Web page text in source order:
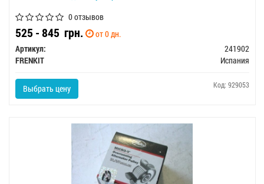
0 отзывов
525 - 845 грн.
от 0 дн.
Артикул:
241902
FRENKIT
Испания
Выбрать цену Код: 929053